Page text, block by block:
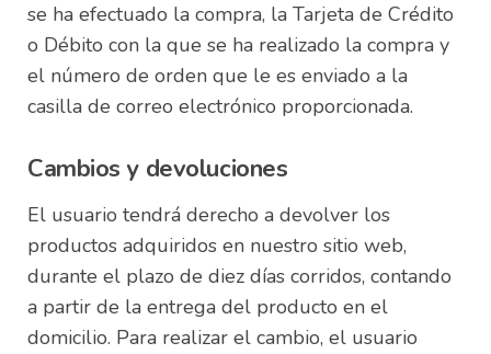
se ha efectuado la compra, la Tarjeta de Crédito
o Débito con la que se ha realizado la compra y
el número de orden que le es enviado a la
casilla de correo electrónico proporcionada.
Cambios y devoluciones
El usuario tendrá derecho a devolver los
productos adquiridos en nuestro sitio web,
durante el plazo de diez días corridos, contando
a partir de la entrega del producto en el
domicilio. Para realizar el cambio, el usuario